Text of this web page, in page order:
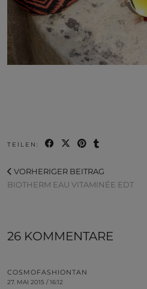
TEILEN:
VORHERIGER BEITRAG
BIOTHERM EAU VITAMINÉE EDT
26 KOMMENTARE
COSMOFASHIONTAN
27. MAI 2015 / 16:12